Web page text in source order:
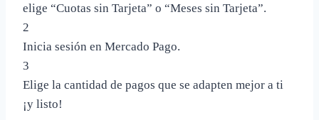
elige “Cuotas sin Tarjeta” o “Meses sin Tarjeta”.
2
Inicia sesión en Mercado Pago.
3
Elige la cantidad de pagos que se adapten mejor a ti
¡y listo!